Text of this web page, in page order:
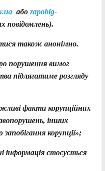
або zapobig-
повідомлень).
також анонімно.
порушення вимог
підлягатиме розгляду
факти корупційних
інших
корупції»;
інформація стосується